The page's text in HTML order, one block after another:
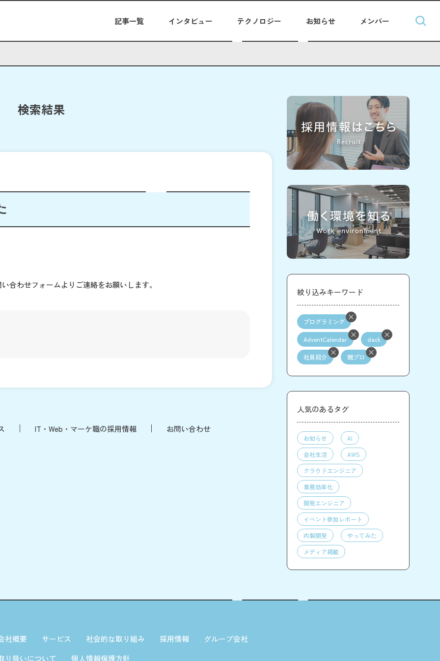
記事一覧 インタビュー テクノロジー お知らせ メンバー
検索結果
合わせフォームよりご連絡をお願いします。
IT・Web・マーケ職の採用情報 お問い合わせ
絞り込みキーワード
プログラミング
AdventCalendar slack
社員紹介 競プロ
人気のあるタグ
お知らせ
AI
会社生活
AWS
クラウドエンジニア
業務効率化
開発エンジニア
イベント参加レポート
内製開発
やってみた
メディア掲載
社概要 サービス 社会的な取り組み 採用情報
グループ会社
り扱いについて
個人情報保護方針